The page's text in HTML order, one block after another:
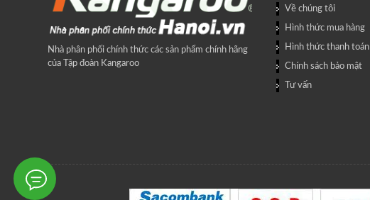
Nhà phân phối chính thức các sản phẩm chính hãng
của Tập đoàn Kangaroo
Về chúng tôi
Hình thức mua hàng
Hình thức thanh toán
Chính sách bảo mật
Tư vấn